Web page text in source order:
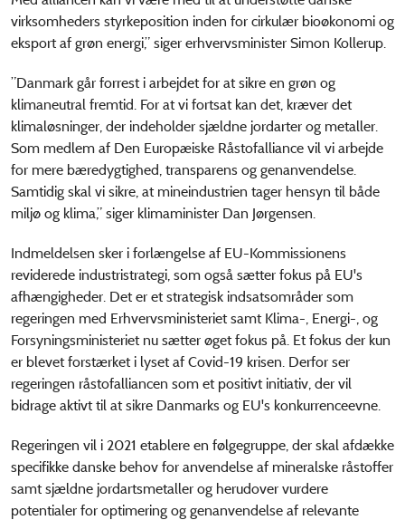
virksomheders styrkeposition inden for cirkulær bioøkonomi og
eksport af grøn energi,” siger erhvervsminister Simon Kollerup.
”Danmark går forrest i arbejdet for at sikre en grøn og
klimaneutral fremtid. For at vi fortsat kan det, kræver det
klimaløsninger, der indeholder sjældne jordarter og metaller.
Som medlem af Den Europæiske Råstofalliance vil vi arbejde
for mere bæredygtighed, transparens og genanvendelse.
Samtidig skal vi sikre, at mineindustrien tager hensyn til både
miljø og klima,” siger klimaminister Dan Jørgensen.
Indmeldelsen sker i forlængelse af EU-Kommissionens
reviderede industristrategi, som også sætter fokus på EU's
afhængigheder. Det er et strategisk indsatsområder som
regeringen med Erhvervsministeriet samt Klima-, Energi-, og
Forsyningsministeriet nu sætter øget fokus på. Et fokus der kun
er blevet forstærket i lyset af Covid-19 krisen. Derfor ser
regeringen råstofalliancen som et positivt initiativ, der vil
bidrage aktivt til at sikre Danmarks og EU's konkurrenceevne.
Regeringen vil i 2021 etablere en følgegruppe, der skal afdække
specifikke danske behov for anvendelse af mineralske råstoffer
samt sjældne jordartsmetaller og herudover vurdere
potentialer for optimering og genanvendelse af relevante